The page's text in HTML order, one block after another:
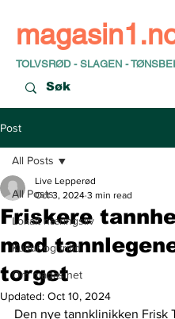
TOLVSRØD - SLAGEN -
Post
All Posts
Lokalt næringsliv
Kultur og fritid
Om magasinet
All Posts
Friskere
med
torget
Live Lepperød
Oct 3, 2024 3 min read
Updated: Oct 10, 2024
Den nye tannklinikken Frisk